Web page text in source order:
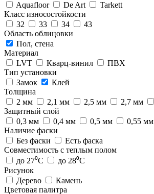
Aquafloor
De Art
Tarkett
Класс износостойкости
32
33 34
43
Область облицовки
Пол, стена
Материал
LVT
Кварц-винил
ПВХ
Тип установки
Замок
Клей
Толщина
2 мм
2,1 мм 2,5 мм 2,7 мм
Защитный слой
0,3 мм
0,4 мм 0,5 мм 0,55 мм
Наличие фаски
Без фаски
Есть фаска
Совместимость с теплым полом
до 27⁰С
до 28⁰С
Рисунок
Дерево
Камень
Цветовая палитра